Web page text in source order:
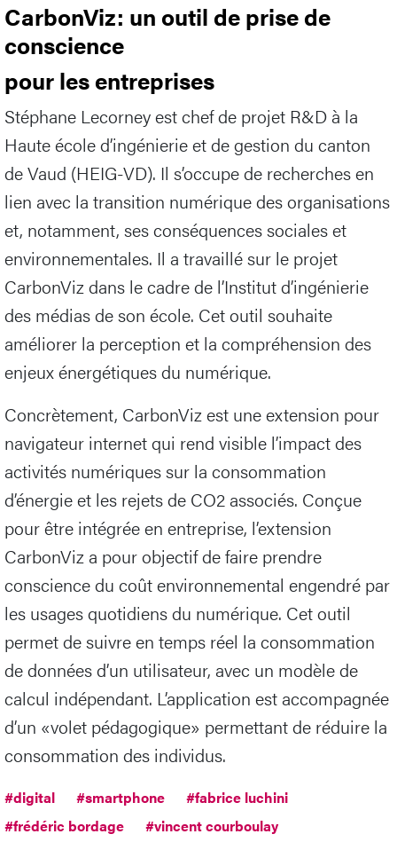
CarbonViz: un outil de prise de
conscience
pour les entreprises
Stéphane Lecorney est chef de projet R&D à la
Haute école d’ingénierie et de gestion du canton
de Vaud (HEIG-VD). Il s’occupe de recherches en
lien avec la transition numérique des organisations
et, notamment, ses conséquences sociales et
environnementales. Il a travaillé sur le projet
CarbonViz dans le cadre de l’Institut d’ingénierie
des médias de son école. Cet outil souhaite
améliorer la perception et la compréhension des
enjeux énergétiques du numérique.
Concrètement, CarbonViz est une extension pour
navigateur internet qui rend visible l’impact des
activités numériques sur la consommation
d’énergie et les rejets de CO2 associés. Conçue
pour être intégrée en entreprise, l’extension
CarbonViz a pour objectif de faire prendre
conscience du coût environnemental engendré par
les usages quotidiens du numérique. Cet outil
permet de suivre en temps réel la consommation
de données d’un utilisateur, avec un modèle de
calcul indépendant. L’application est accompagnée
d’un «volet pédagogique» permettant de réduire la
consommation des individus.
#digital #smartphone
#fabrice luchini
#frédéric bordage
#vincent courboulay